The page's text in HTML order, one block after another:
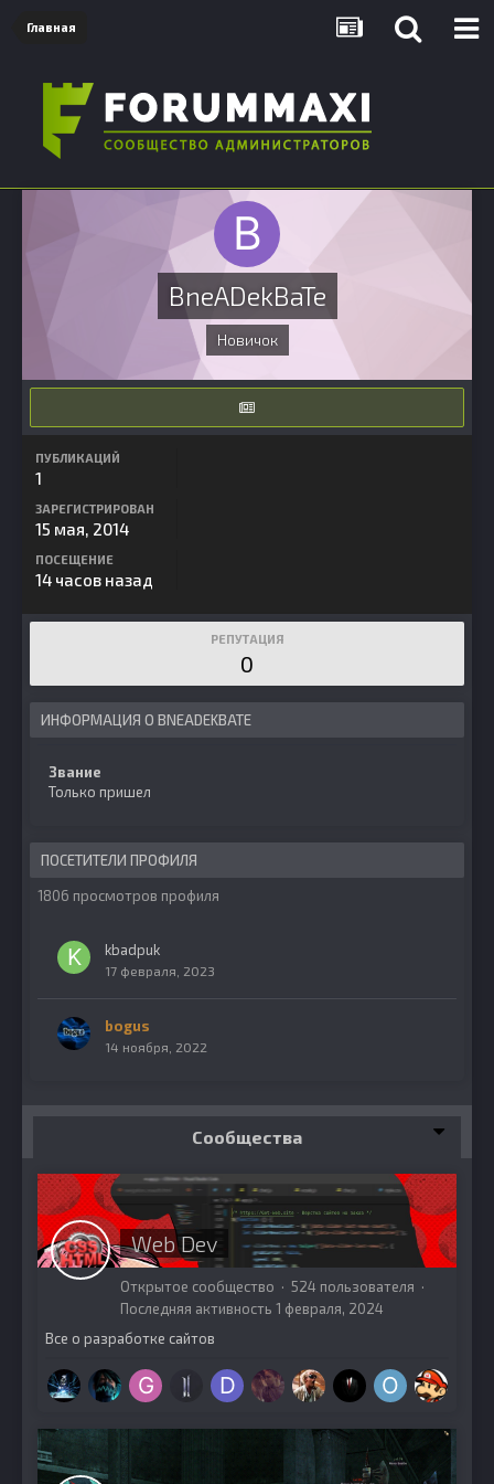
Главная
BneADekBaTe
Новичок
ПУБЛИКАЦИЙ
1
ЗАРЕГИСТРИРОВАН
15 мая, 2014
ПОСЕЩЕНИЕ
14 часов назад
РЕПУТАЦИЯ
0
ИНФОРМАЦИЯ О BNEADEKBATE
Звание
Только пришел
ПОСЕТИТЕЛИ ПРОФИЛЯ
1806 просмотров профиля
kbadpuk
17 февраля, 2023
bogus
14 ноября, 2022
Сообщества
Web Dev
Открытое сообщество · 524 пользователя ·
Последняя активность 1 февраля, 2024
Все о разработке сайтов